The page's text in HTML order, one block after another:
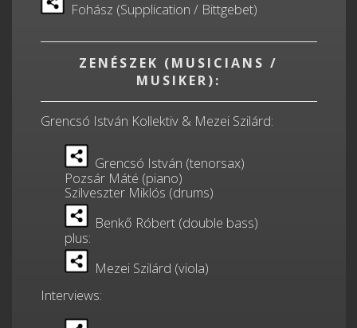
Fohász (Supplication / Bittgebet)
ZENÉSZEK (MUSICIANS /
MUSIKER):
Grencsó István Kollektiv & Mezei Szilárd:
Grencsó István (tenorsax)
Pozsár Máté (piano)
Szilveszter Miklós (drums)
Benkő Róbert (double bass)
plus:
Mezei Szilárd (viola)
Interviews: